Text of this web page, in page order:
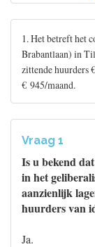
1. Het betreft het
Brabantlaan) in
zittende huurders
€ 945/maand.
Vraag 1
Is u bekend
in het
aanzienlijk
huurders van
Ja.